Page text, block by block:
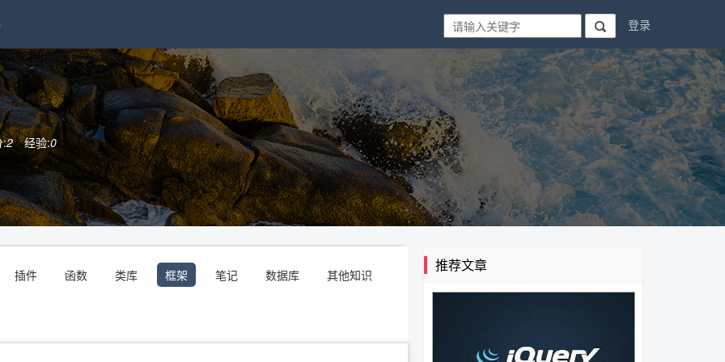
 登录
:2 经验:0
插件 函数 类库 框架 笔记 数据库 其他知识
推荐文章